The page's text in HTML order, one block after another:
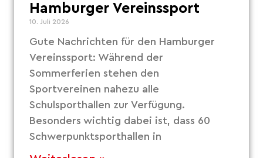
Hamburger Vereinssport
10. Juli 2026
Gute Nachrichten für den Hamburger
Vereinssport: Während der
Sommerferien stehen den
Sportvereinen nahezu alle
Schulsporthallen zur Verfügung.
Besonders wichtig dabei ist, dass 60
Schwerpunktsporthallen in